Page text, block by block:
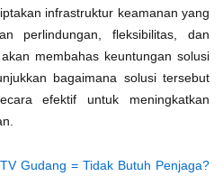
infrastruktur keamanan yang
perlindungan, fleksibilitas, dan
membahas keuntungan solusi
bagaimana solusi tersebut
efektif untuk meningkatkan
Gudang = Tidak Butuh Penjaga?